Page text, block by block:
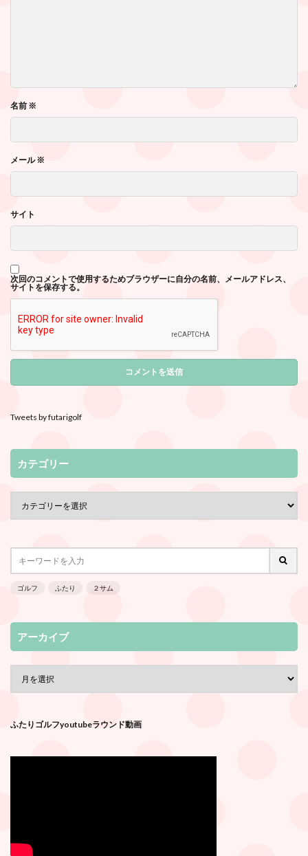
名前 ※
メール※
サイト
次回のコメントで使用するためブラウザーに自分の名前、メールアドレス、
サイトを保存する。
Tweets by futarigolf
カテゴリー
ゴルフ ふたり ２サム
アーカイブ
ふたりゴルフyoutubeラウンド動画